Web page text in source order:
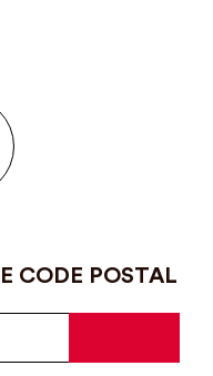
CODE POSTAL